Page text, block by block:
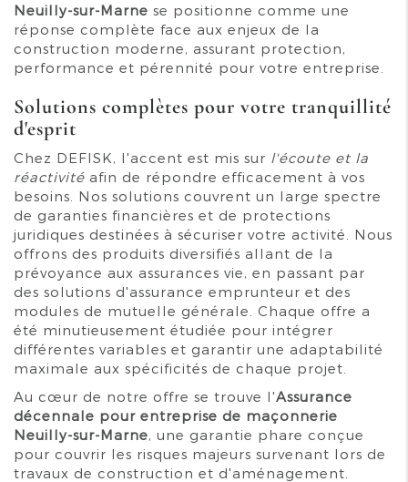
Neuilly-sur-Marne se positionne comme une
réponse complète face aux enjeux de la
construction moderne, assurant protection,
performance et pérennité pour votre entreprise.
Solutions complètes pour votre tranquillité
d'esprit
Chez DEFISK, l'accent est mis sur l'écoute et la
réactivité afin de répondre efficacement à vos
besoins. Nos solutions couvrent un large spectre
de garanties financières et de protections
juridiques destinées à sécuriser votre activité. Nous
offrons des produits diversifiés allant de la
prévoyance aux assurances vie, en passant par
des solutions d'assurance emprunteur et des
modules de mutuelle générale. Chaque offre a
été minutieusement étudiée pour intégrer
différentes variables et garantir une adaptabilité
maximale aux spécificités de chaque projet.
Au cœur de notre offre se trouve l'Assurance
décennale pour entreprise de maçonnerie
Neuilly-sur-Marne, une garantie phare conçue
pour couvrir les risques majeurs survenant lors de
travaux de construction et d'aménagement.